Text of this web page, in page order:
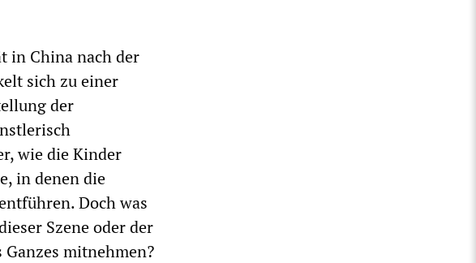
in China nach der
sich zu einer
der
wie die Kinder
in denen die
Doch was
Szene oder der
mitnehmen?